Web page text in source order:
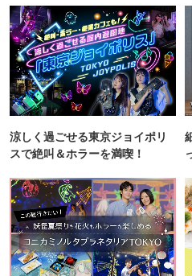
涼しく過ごせる東京ジョイポリ
スで絶叫＆ホラーを満喫！